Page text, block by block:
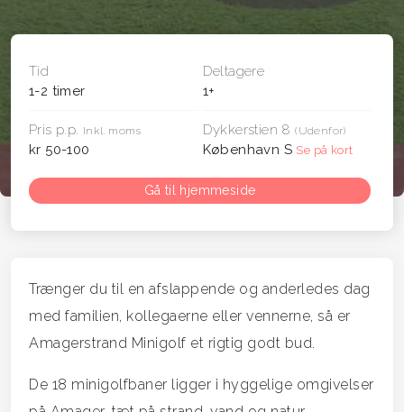
Tid
1-2 timer
Deltagere
1+
Pris p.p. Inkl. moms
kr 50-100
Dykkerstien 8(Udenfor)
København S Se på kort
Gå til hjemmeside
Trænger du til en afslappende og anderledes dag
med familien, kollegaerne eller vennerne, så er
Amagerstrand Minigolf et rigtig godt bud.
De 18 minigolfbaner ligger i hyggelige omgivelser